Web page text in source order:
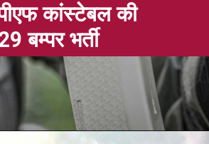
कांस्टेबल की
बम्पर भर्ती